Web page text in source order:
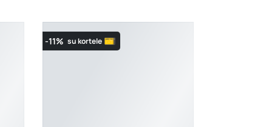
-11% su kortele